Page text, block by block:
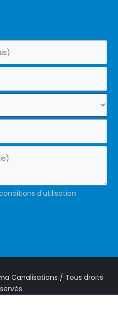
d'utilisation
Canalisations / Tous droits